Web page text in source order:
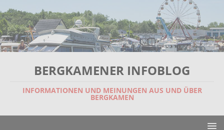
BERGKAMENER INFOBLOG
INFORMATIONEN UND MEINUNGEN AUS UND ÜBER
BERGKAMEN